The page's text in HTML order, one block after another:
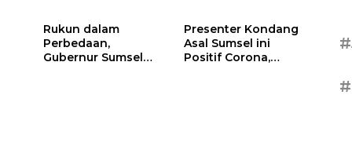
Rukun dalam
Perbedaan,
Gubernur Sumsel
Presenter Kondang
Asal Sumsel ini
Positif Corona,